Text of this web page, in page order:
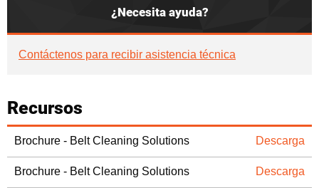
¿Necesita ayuda?
Contáctenos para recibir asistencia técnica
Recursos
Brochure - Belt Cleaning Solutions Descarga
Brochure - Belt Cleaning Solutions Descarga